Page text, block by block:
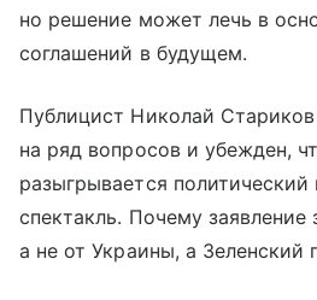
но решение может лечь в
соглашений в будущем.
Публицист Николай
на ряд вопросов и убежден,
разыгрывается
спектакль. Почему
а не от Украины, а Зеленский